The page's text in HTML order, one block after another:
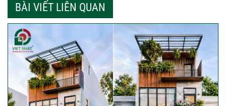
BÀI VIẾT LIÊN QUAN